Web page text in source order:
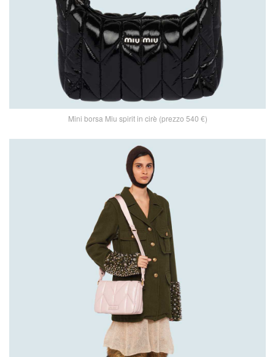
Mini borsa Miu spirit in cirè (prezzo 540 €)